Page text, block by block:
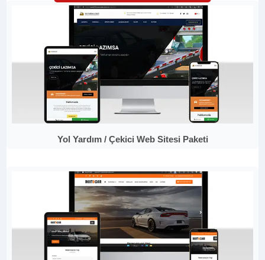
Yol Yardım / Çekici Web Sitesi Paketi